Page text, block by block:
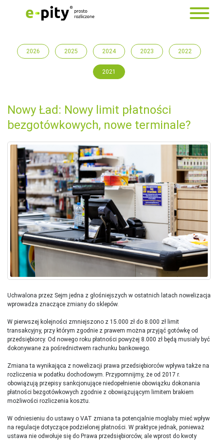
2026 2025 2024 2023 2022
2021
Nowy Ład: Nowy limit płatności
bezgotówkowych, nowe terminale?
Uchwalona przez Sejm jedna z głośniejszych w ostatnich latach nowelizacja
wprowadza znaczące zmiany do sklepów.
W pierwszej kolejności zmniejszono z 15.000 zł do 8.000 zł limit
transakcyjny, przy którym zgodnie z prawem można przyjąć gotówkę od
przedsiębiorcy. Od nowego roku płatności powyżej 8.000 zł będą musiały być
dokonywane za pośrednictwem rachunku bankowego.
Zmiana ta wynikająca z nowelizacji prawa przedsiębiorców wpływa także na
rozliczenia w podatku dochodowym. Przypomnijmy, że od 2017 r.
obowiązują przepisy sankcjonujące niedopełnienie obowiązku dokonania
płatności bezgotówkowych zgodnie z obowiązującym limitem brakiem
możliwości rozliczenia kosztu.
W odniesieniu do ustawy o VAT zmiana ta potencjalnie mogłaby mieć wpływ
na regulacje dotyczące podzielonej płatności. W praktyce jednak, ponieważ
ustawa nie odwołuje się do Prawa przedsiębiorców, ale wprost do kwoty